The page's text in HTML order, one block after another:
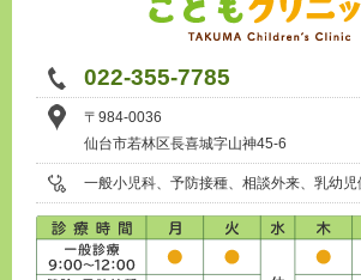
022-355-7785
〒984-0036
仙台市若林区長喜城字山神45-6
一般小児科、予防接種、相談外来、乳幼児